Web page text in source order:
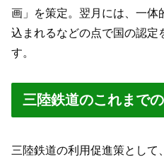
画」を策定。翌月には、一体
込まれるなどの点で国の認定
す。
三陸鉄道のこれまで
三陸鉄道の利用促進策として